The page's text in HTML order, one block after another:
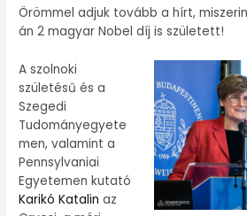
Örömmel adjuk tovább a hírt,
án 2 magyar Nobel díj is született!
A szolnoki
születésű és a
Szegedi
Tudományegyete
men, valamint a
Pennsylvaniai
Egyetemen kutató
Karikó Katalin az